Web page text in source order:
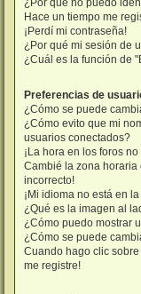
¿Por qué no puedo
Hace un tiempo me
¡Perdí mi contraseña!
¿Por qué mi sesión de
¿Cuál es la función de
Preferencias de
¿Cómo se puede
¿Cómo evito que mi
usuarios conectados?
¡La hora en los foros
Cambié la zona horaria
incorrecto!
¡Mi idioma no está en
¿Qué es la imagen al
¿Cómo puedo mostrar
¿Cómo se puede
Cuando hago clic
me registre!